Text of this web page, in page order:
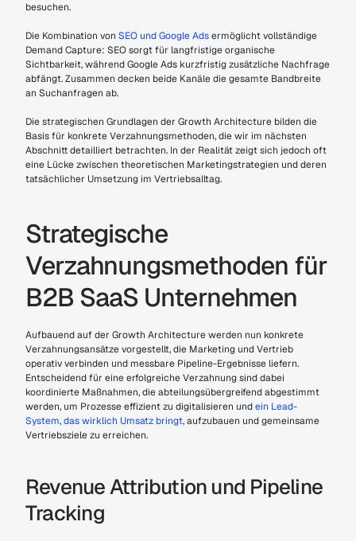
besuchen.
Die Kombination von SEO und Google Ads ermöglicht vollständige
Demand Capture: SEO sorgt für langfristige organische
Sichtbarkeit, während Google Ads kurzfristig zusätzliche Nachfrage
abfängt. Zusammen decken beide Kanäle die gesamte Bandbreite
an Suchanfragen ab.
Die strategischen Grundlagen der Growth Architecture bilden die
Basis für konkrete Verzahnungsmethoden, die wir im nächsten
Abschnitt detailliert betrachten. In der Realität zeigt sich jedoch oft
eine Lücke zwischen theoretischen Marketingstrategien und deren
tatsächlicher Umsetzung im Vertriebsalltag.
Strategische
Verzahnungsmethoden für
B2B SaaS Unternehmen
Aufbauend auf der Growth Architecture werden nun konkrete
Verzahnungsansätze vorgestellt, die Marketing und Vertrieb
operativ verbinden und messbare Pipeline-Ergebnisse liefern.
Entscheidend für eine erfolgreiche Verzahnung sind dabei
koordinierte Maßnahmen, die abteilungsübergreifend abgestimmt
werden, um Prozesse effizient zu digitalisieren und ein Lead-
System, das wirklich Umsatz bringt, aufzubauen und gemeinsame
Vertriebsziele zu erreichen.
Revenue Attribution und Pipeline
Tracking